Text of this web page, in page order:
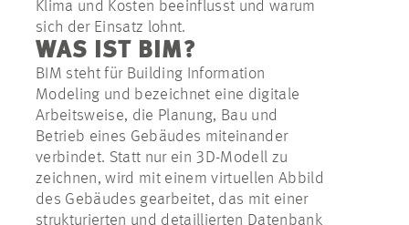
Klima und Kosten beeinflusst und warum
sich der Einsatz lohnt.
WAS IST BIM?
BIM steht für Building Information
Modeling und bezeichnet eine digitale
Arbeitsweise, die Planung, Bau und
Betrieb eines Gebäudes miteinander
verbindet. Statt nur ein 3D-Modell zu
zeichnen, wird mit einem virtuellen Abbild
des Gebäudes gearbeitet, das mit einer
strukturierten und detaillierten Datenbank